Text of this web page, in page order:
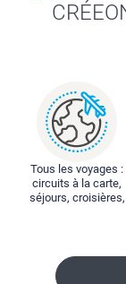
Tous les voyages :
circuits à la carte,
séjours, croisières,